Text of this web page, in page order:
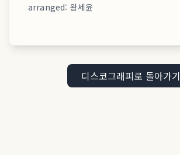
arranged: 왕세윤
디스코그래피로 돌아가기